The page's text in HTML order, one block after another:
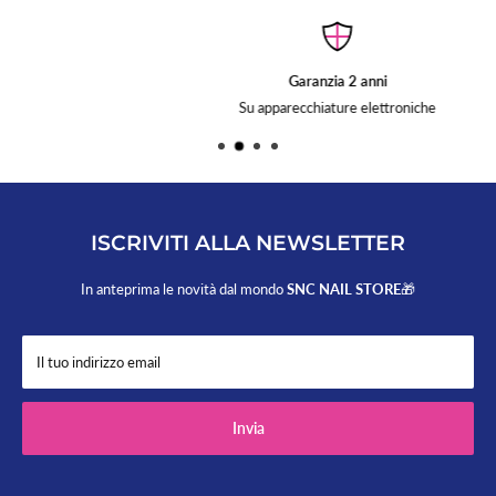
Garanzia 2 anni
Su apparecchiature elettroniche
ISCRIVITI ALLA NEWSLETTER
In anteprima le novità dal mondoSNC NAIL STORE🎁
Il tuo indirizzo email
Invia